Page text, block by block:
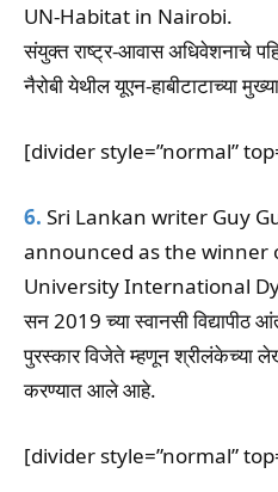
UN-Habitat in Nairobi.
संयुक्त राष्ट्र-आवास अधिवेशनाचे
नैरोबी येथील यूएन-हाबीटाटाच्या
[divider style=”normal”
6. Sri Lankan writer Guy
announced as the winner
University International
सन 2019 च्या स्वानसी विद्यापीठ
पुरस्कार विजेते म्हणून श्रीलंकेच्या
करण्यात आले आहे.
[divider style=”normal”